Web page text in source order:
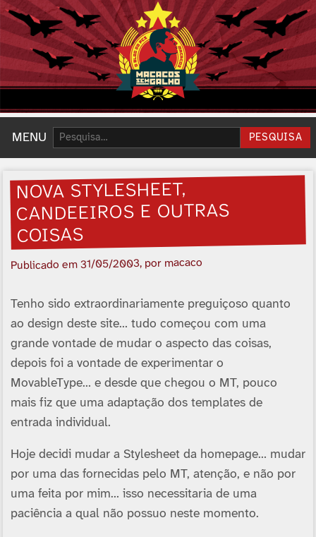
MENU Pesquisar: PESQUISA
NOVA STYLESHEET,
CANDEEIROS E OUTRAS
COISAS
Publicado em31/05/2003, por macaco
Tenho sido extraordinariamente preguiçoso quanto
ao design deste site… tudo começou com uma
grande vontade de mudar o aspecto das coisas,
depois foi a vontade de experimentar o
MovableType… e desde que chegou o MT, pouco
mais fiz que uma adaptação dos templates de
entrada individual.
Hoje decidi mudar a Stylesheet da homepage… mudar
por uma das fornecidas pelo MT, atenção, e não por
uma feita por mim… isso necessitaria de uma
paciência a qual não possuo neste momento.